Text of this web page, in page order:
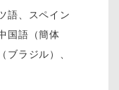
語、スペイン
国語（簡体
ブラジル）、